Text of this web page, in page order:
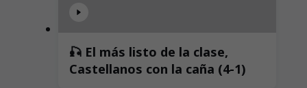
🎣 El más listo de la clase,
Castellanos con la caña (4-1)